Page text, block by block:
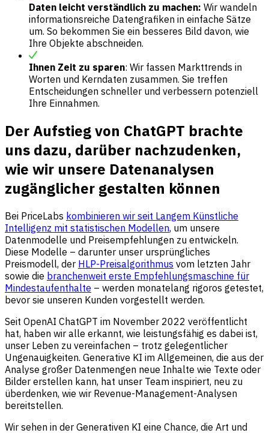
Daten leicht verständlich zu machen: Wir wandeln
informationsreiche Datengrafiken in einfache Sätze
um. So bekommen Sie ein besseres Bild davon, wie
Ihre Objekte abschneiden.
Ihnen Zeit zu sparen: Wir fassen Markttrends in
Worten und Kerndaten zusammen. Sie treffen
Entscheidungen schneller und verbessern potenziell
Ihre Einnahmen.
Der Aufstieg von ChatGPT brachte
uns dazu, darüber nachzudenken,
wie wir unsere Datenanalysen
zugänglicher gestalten können
Bei PriceLabs kombinieren wir seit Langem Künstliche
Intelligenz mit statistischen Modellen, um unsere
Datenmodelle und Preisempfehlungen zu entwickeln.
Diese Modelle – darunter unser ursprüngliches
Preismodell, der HLP-Preisalgorithmus vom letzten Jahr
sowie die branchenweit erste Empfehlungsmaschine für
Mindestaufenthalte – werden monatelang rigoros getestet,
bevor sie unseren Kunden vorgestellt werden.
Seit OpenAI ChatGPT im November 2022 veröffentlicht
hat, haben wir alle erkannt, wie leistungsfähig es dabei ist,
unser Leben zu vereinfachen – trotz gelegentlicher
Ungenauigkeiten. Generative KI im Allgemeinen, die aus der
Analyse großer Datenmengen neue Inhalte wie Texte oder
Bilder erstellen kann, hat unser Team inspiriert, neu zu
überdenken, wie wir Revenue-Management-Analysen
bereitstellen.
Wir sehen in der Generativen KI eine Chance, die Art und